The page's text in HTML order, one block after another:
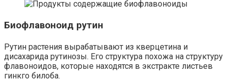
Биофлавоноид рутин
Рутин растения вырабатывают из кверцетина и
дисахарида рутинозы. Его структура похожа на структуру
флавоноидов, которые находятся в экстракте листьев
гинкго билоба.